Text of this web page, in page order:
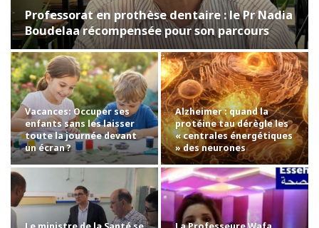
Professorat en prothèse dentaire : le Pr Nadia
Boudelaa récompensée pour son parcours
Vacances: Occuper ses
enfants sans les laisser
toute la journée devant
un écran ?
Alzheimer : quand la
protéine tau dérègle les
« centrales énergétiques
» des neurones